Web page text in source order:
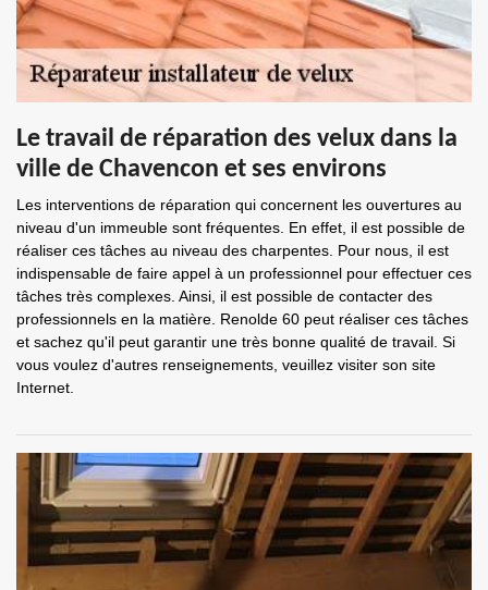
Le travail de réparation des velux dans la
ville de Chavencon et ses environs
Les interventions de réparation qui concernent les ouvertures au
niveau d'un immeuble sont fréquentes. En effet, il est possible de
réaliser ces tâches au niveau des charpentes. Pour nous, il est
indispensable de faire appel à un professionnel pour effectuer ces
tâches très complexes. Ainsi, il est possible de contacter des
professionnels en la matière. Renolde 60 peut réaliser ces tâches
et sachez qu'il peut garantir une très bonne qualité de travail. Si
vous voulez d'autres renseignements, veuillez visiter son site
Internet.